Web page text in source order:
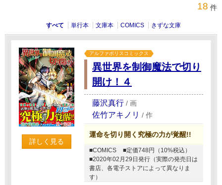
18 件
すべて 単行本 文庫本 COMICS きずな文庫
詳しく見る
アルファポリスコミックス
異世界を制御魔法で切り
開け！４
藤沢真行 / 画
佐竹アキノリ / 作
運命を切り開く究極の力が覚醒!!
■COMICS
■定価748円（10%税込）
■2020年02月29日発行（実際の発売日は
書店、各電子ストアによって異なりま
す）